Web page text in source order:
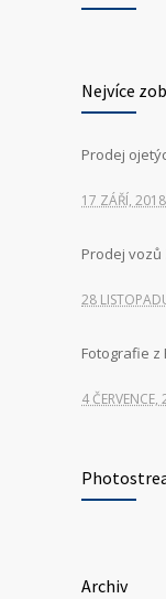
Nejvíce
Prodej
17 ZÁŘÍ, 2018
Prodej vozů
28
Fotografie z
4 ČERVENCE,
VOZIDLA
SLUŽBY
P155
Archiv